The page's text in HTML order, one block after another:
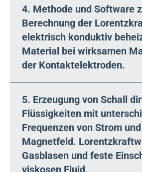
4. Methode und Software
Berechnung der
elektrisch konduktiv
Material bei wirksamen
der Kontaktelektroden.
5. Erzeugung von Schall
Flüssigkeiten mit
Frequenzen von Strom und
Magnetfeld. Lorentzkraftwirkung auf
Gasblasen und feste
viskosen Fluid.